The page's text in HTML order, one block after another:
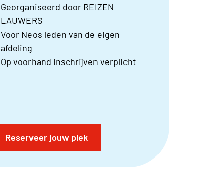
Georganiseerd door REIZEN
LAUWERS
Voor Neos leden van de eigen
afdeling
Op voorhand inschrijven verplicht
Reserveer jouw plek